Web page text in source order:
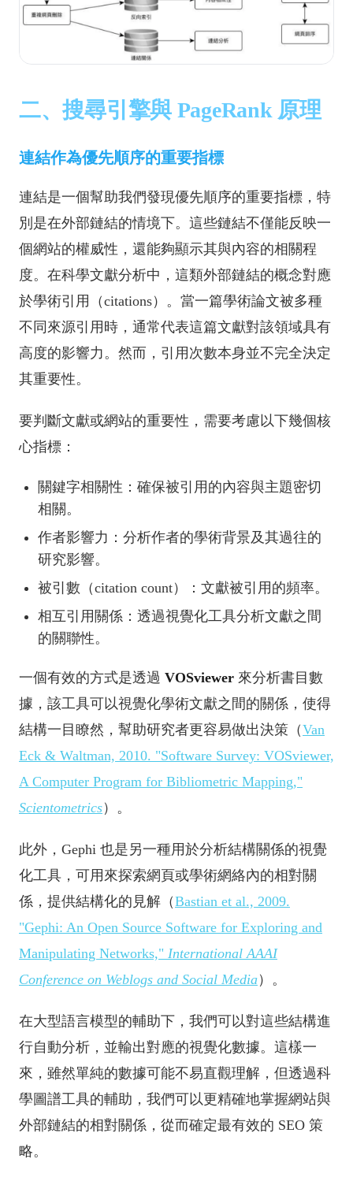
二、搜尋引擎與 PageRank 原理
連結作為優先順序的重要指標
連結是一個幫助我們發現優先順序的重要指標，特
別是在外部鏈結的情境下。這些鏈結不僅能反映一
個網站的權威性，還能夠顯示其與內容的相關程
度。在科學文獻分析中，這類外部鏈結的概念對應
於學術引用（citations）。當一篇學術論文被多種
不同來源引用時，通常代表這篇文獻對該領域具有
高度的影響力。然而，引用次數本身並不完全決定
其重要性。
要判斷文獻或網站的重要性，需要考慮以下幾個核
心指標：
關鍵字相關性：確保被引用的內容與主題密切
相關。
作者影響力：分析作者的學術背景及其過往的
研究影響。
被引數（citation count）：文獻被引用的頻率。
相互引用關係：透過視覺化工具分析文獻之間
的關聯性。
一個有效的方式是透過 VOSviewer 來分析書目數
據，該工具可以視覺化學術文獻之間的關係，使得
結構一目瞭然，幫助研究者更容易做出決策（Van
Eck & Waltman, 2010. "Software Survey: VOSviewer,
A Computer Program for Bibliometric Mapping,"
Scientometrics）。
此外，Gephi 也是另一種用於分析結構關係的視覺
化工具，可用來探索網頁或學術網絡內的相對關
係，提供結構化的見解（Bastian et al., 2009.
"Gephi: An Open Source Software for Exploring and
Manipulating Networks," International AAAI
Conference on Weblogs and Social Media）。
在大型語言模型的輔助下，我們可以對這些結構進
行自動分析，並輸出對應的視覺化數據。這樣一
來，雖然單純的數據可能不易直觀理解，但透過科
學圖譜工具的輔助，我們可以更精確地掌握網站與
外部鏈結的相對關係，從而確定最有效的 SEO 策
略。